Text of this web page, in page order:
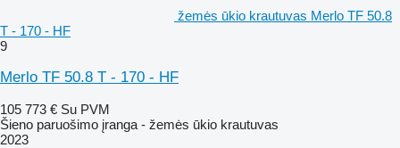
žemės ūkio krautuvas Merlo TF 50.8
T - 170 - HF
9
Merlo TF 50.8 T - 170 - HF
105 773 € Su PVM
Šieno paruošimo įranga - žemės ūkio krautuvas
2023